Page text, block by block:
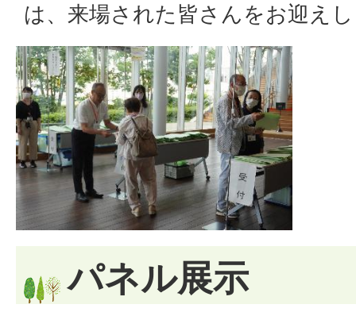
は、来場された皆さんをお迎え
パネル展示